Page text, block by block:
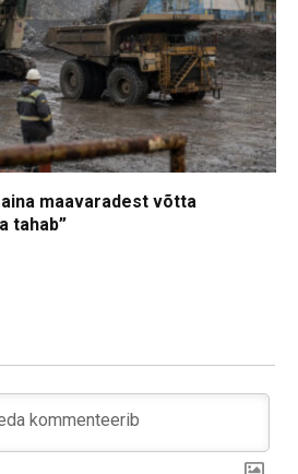
maavaradest võtta
tahab”